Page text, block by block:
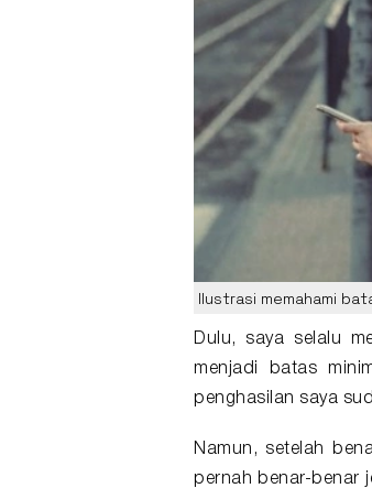
Ilustrasi memahami
Dulu, saya selalu
menjadi batas
penghasilan saya
Namun, setelah
pernah benar-benar